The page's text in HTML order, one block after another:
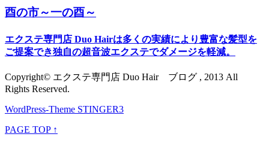
酉の市～一の酉～
エクステ専門店 Duo Hairは多くの実績により豊富な髪型を
ご提案でき独自の超音波エクステでダメージを軽減。
Copyright© エクステ専門店 Duo Hair ブログ , 2013 All
Rights Reserved.
WordPress-Theme STINGER3
PAGE TOP ↑